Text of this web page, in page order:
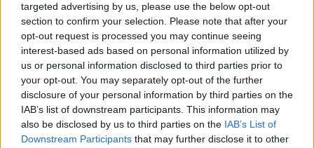
targeted advertising by us, please use the below opt-out
section to confirm your selection. Please note that after your
opt-out request is processed you may continue seeing
interest-based ads based on personal information utilized by
us or personal information disclosed to third parties prior to
your opt-out. You may separately opt-out of the further
disclosure of your personal information by third parties on the
IAB’s list of downstream participants. This information may
also be disclosed by us to third parties on the IAB’s List of
Downstream Participants that may further disclose it to other
Η εκδήλωση έκλεισε με συναυλία από τοπικά
συγκροτήματα δίνοντας ισχυρά συνθήματα